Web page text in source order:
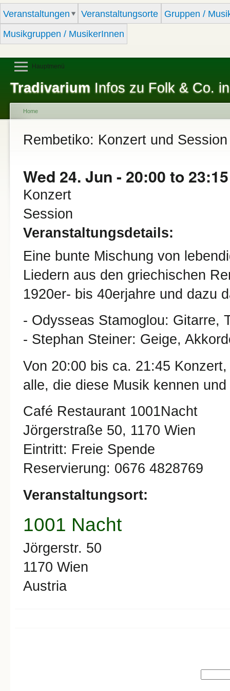
Veranstaltungen Veranstaltungsorte
Gruppen /
Musikgruppen / MusikerInnen
Tradivarium Infos zu Folk & Co.
Hauptmenü
You are here
Home
Rembetiko: Konzert und Session
Wed 24. Jun - 20:00 to 23:15
Konzert
Session
Veranstaltungsdetails:
Eine bunte Mischung von
Liedern aus den griechischen
1920er- bis 40erjahre und dazu
- Odysseas Stamoglou: Gitarre,
- Stephan Steiner: Geige,
Von 20:00 bis ca. 21:45
alle, die diese Musik kennen
Café Restaurant 1001Nacht
Jörgerstraße 50, 1170 Wien
Eintritt: Freie Spende
Reservierung: 0676 4828769
Veranstaltungsort:
1001 Nacht
Jörgerstr. 50
1170 Wien
Austria
Search